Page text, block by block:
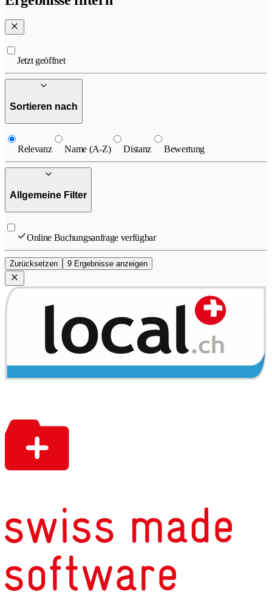
Jetzt geöffnet
Sortieren nach
Relevanz Name (A-Z) Distanz Bewertung
Allgemeine Filter
Online Buchungsanfrage verfügbar
Zurücksetzen 9 Ergebnisse anzeigen